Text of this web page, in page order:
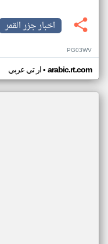
اخبار جزر القمر
PG03WV
ار تي عربي• arabic.rt.com